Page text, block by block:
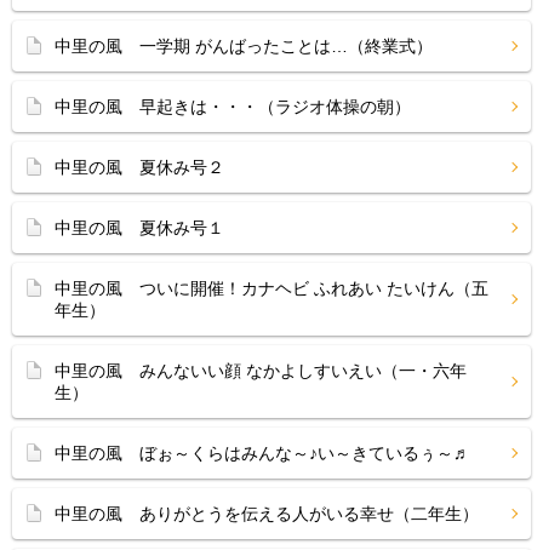
中里の風 一学期 がんばったことは…（終業式）
中里の風 早起きは・・・（ラジオ体操の朝）
中里の風 夏休み号２
中里の風 夏休み号１
中里の風 ついに開催！カナヘビ ふれあい たいけん（五
年生）
中里の風 みんないい顔 なかよしすいえい（一・六年
生）
中里の風 ぼぉ～くらはみんな～♪い～きているぅ～♬
中里の風 ありがとうを伝える人がいる幸せ（二年生）